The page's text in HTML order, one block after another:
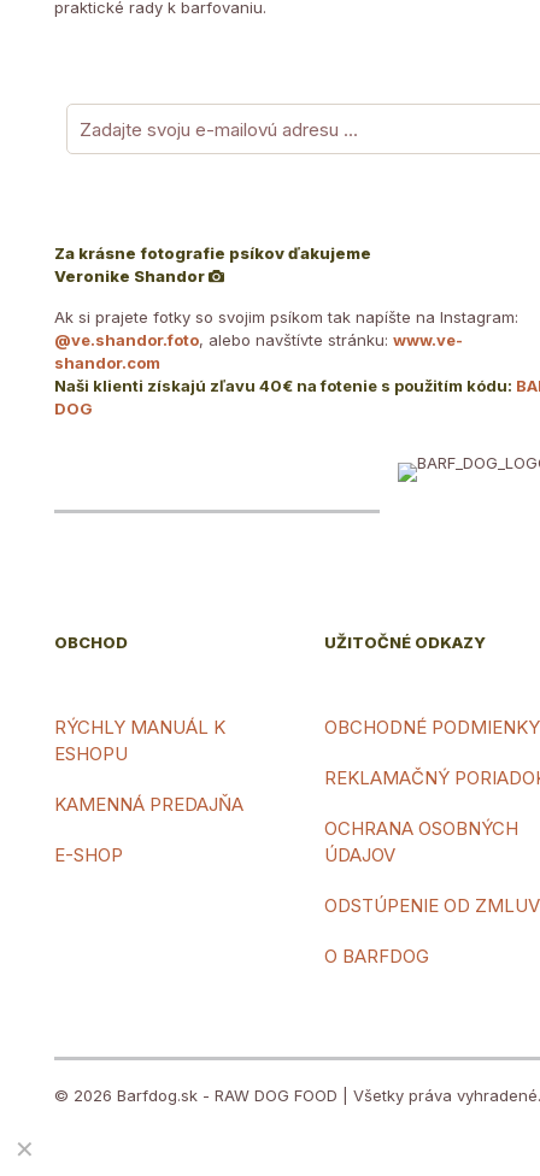
praktické rady k barfovaniu.
Za krásne fotografie psíkov ďakujeme
Veronike Shandor
Ak si prajete fotky so svojim psíkom tak napíšte na Instagram:
@ve.shandor.foto, alebo navštívte stránku: www.ve-
shandor.com
Naši klienti získajú zľavu 40€ na fotenie s použitím kódu:
DOG
OBCHOD
RÝCHLY MANUÁL K
ESHOPU
KAMENNÁ PREDAJŇA
E-SHOP
UŽITOČNÉ ODKAZY
OBCHODNÉ PODMIENKY
REKLAMAČNÝ
OCHRANA OSOBNÝCH
ÚDAJOV
ODSTÚPENIE OD
O BARFDOG
© 2026 Barfdog.sk - RAW DOG FOOD | Všetky práva
✕